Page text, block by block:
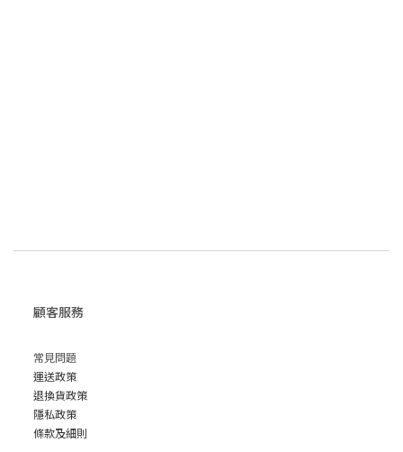
顧客服務
常見問題
運送政策
退換貨政策
隱私政策
條款及細則